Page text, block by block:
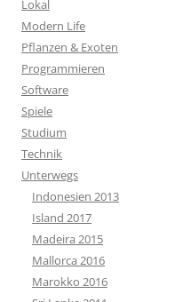
Lokal
Modern Life
Pflanzen & Exoten
Programmieren
Software
Spiele
Studium
Technik
Unterwegs
Indonesien 2013
Island 2017
Madeira 2015
Mallorca 2016
Marokko 2016